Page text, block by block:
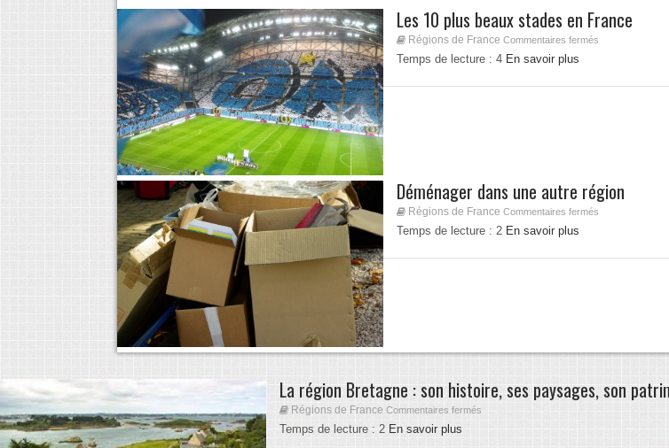
Les 10 plus beaux stades en France
Régions de France Commentaires fermés
Temps de lecture : 4 En savoir plus
Déménager dans une autre région
Régions de France Commentaires fermés
Temps de lecture : 2 En savoir plus
La région Bretagne : son histoire, ses paysages, son
Régions de France Commentaires fermés
Temps de lecture : 2 En savoir plus